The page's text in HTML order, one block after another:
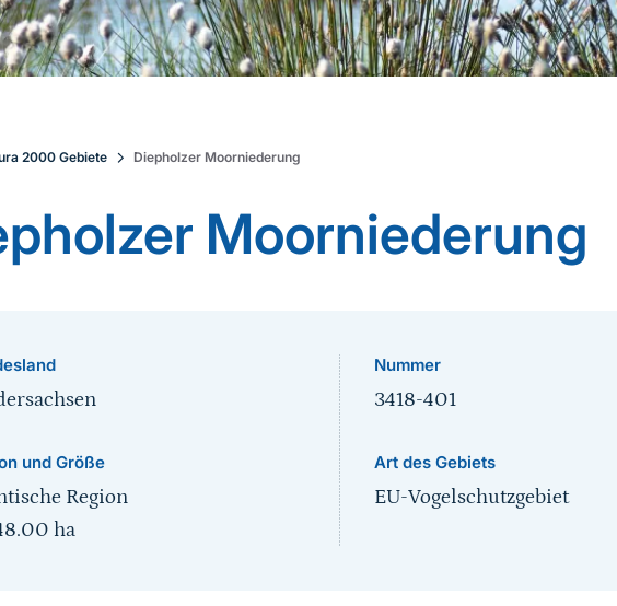
2000 Gebiete Diepholzer Moorniederung
Moorniederung
und Größe
Region
ha
Nummer
3418-401
Art des Gebiets
EU-Vogelschutzgebiet